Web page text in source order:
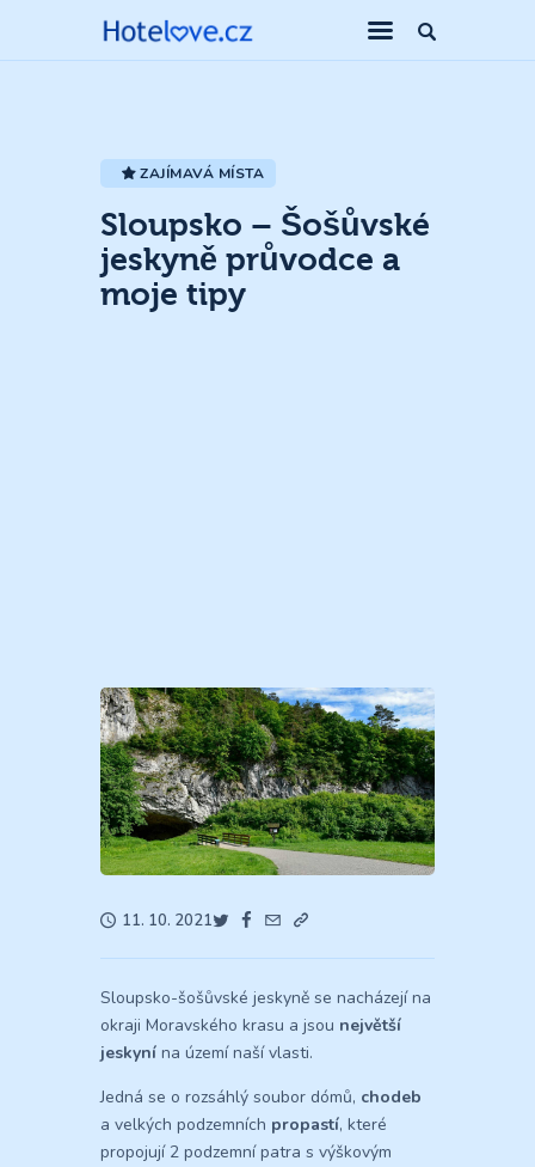
ZAJÍMAVÁ MÍSTA
Sloupsko – Šošůvské
jeskyně průvodce a
moje tipy
11. 10. 2021
Sloupsko-šošůvské jeskyně se nacházejí na
okraji Moravského krasu a jsou největší
jeskyní na území naší vlasti.
Jedná se o rozsáhlý soubor dómů, chodeb
a velkých podzemních propastí, které
propojují 2 podzemní patra s výškovým